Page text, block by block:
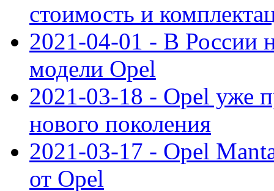
стоимость и
2021-04-01 - В России
модели Opel
2021-03-18 - Opel уже
нового поколения
2021-03-17 - Opel
от Opel